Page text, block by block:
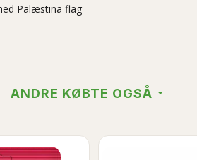
Palæstina flag
ANDRE KØBTE OGSÅ